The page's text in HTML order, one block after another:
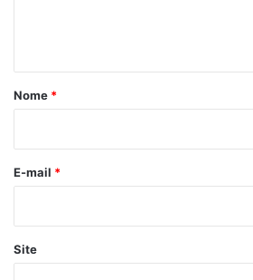
r
*
Nome *
E-mail *
Site